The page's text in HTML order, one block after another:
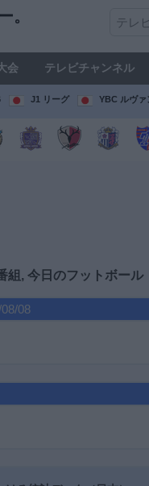
。
会 テレビチャンネル
J1 リーグ YBC ルヴァ
組, 今日のフットボール
08